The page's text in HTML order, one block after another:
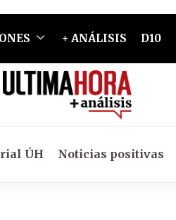
+ ANÁLISIS D10
ÚH Noticias positivas